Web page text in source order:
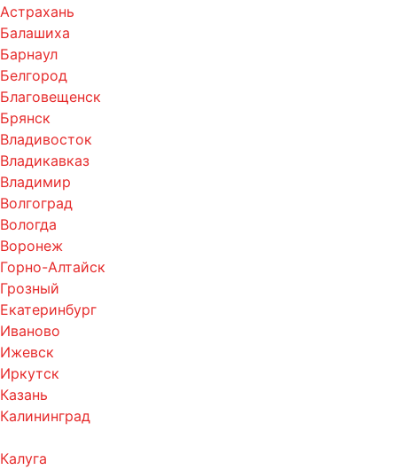
Астрахань
Балашиха
Барнаул
Белгород
Благовещенск
Брянск
Владивосток
Владикавказ
Владимир
Волгоград
Вологда
Воронеж
Горно-Алтайск
Грозный
Екатеринбург
Иваново
Ижевск
Иркутск
Казань
Калининград
Калуга